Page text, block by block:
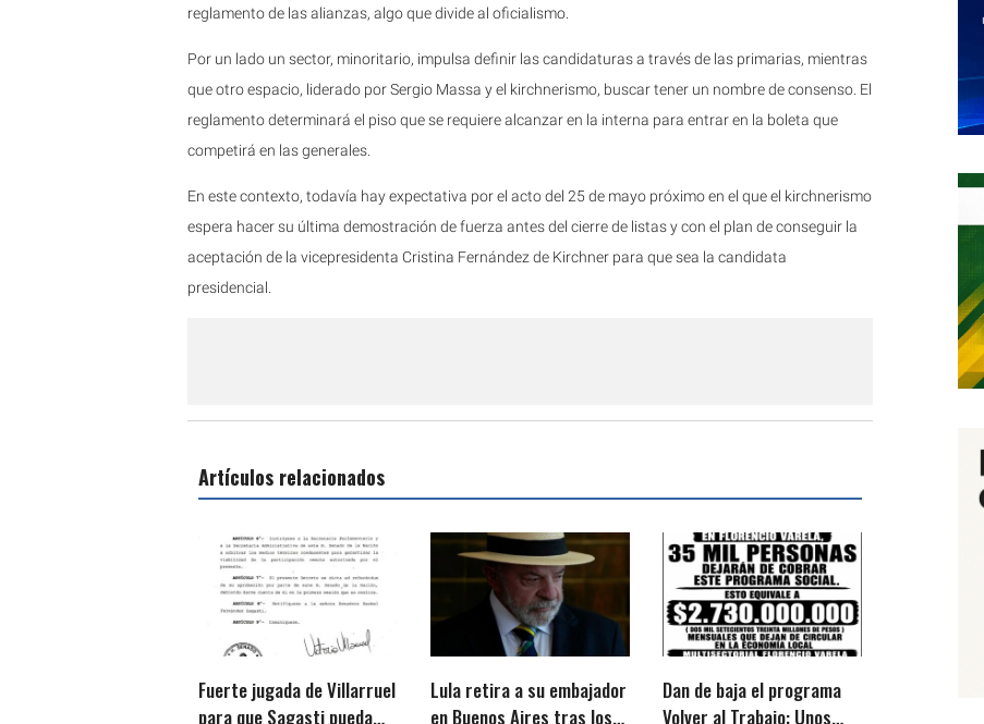
reglamento de las alianzas, algo que divide al oficialismo.
Por un lado un sector, minoritario, impulsa definir las candidaturas a través de las primarias, mientras
que otro espacio, liderado por Sergio Massa y el kirchnerismo, buscar tener un nombre de consenso. El
reglamento determinará el piso que se requiere alcanzar en la interna para entrar en la boleta que
competirá en las generales.
En este contexto, todavía hay expectativa por el acto del 25 de mayo próximo en el que el kirchnerismo
espera hacer su última demostración de fuerza antes del cierre de listas y con el plan de conseguir la
aceptación de la vicepresidenta Cristina Fernández de Kirchner para que sea la candidata
presidencial.
Artículos relacionados
Fuerte jugada de Villarruel
para que Sagasti pueda
Lula retira a su embajador
en Buenos Aires tras los
Dan de baja el programa
Volver al Trabajo: Unos